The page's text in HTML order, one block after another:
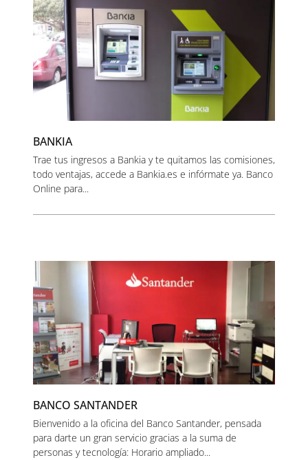
BANKIA
Trae tus ingresos a Bankia y te quitamos las comisiones,
todo ventajas, accede a Bankia.es e infórmate ya. Banco
Online para...
BANCO SANTANDER
Bienvenido a la oficina del Banco Santander, pensada
para darte un gran servicio gracias a la suma de
personas y tecnología: Horario ampliado...